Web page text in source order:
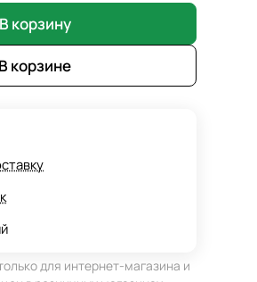
В корзину
В корзине
для интернет-магазина и